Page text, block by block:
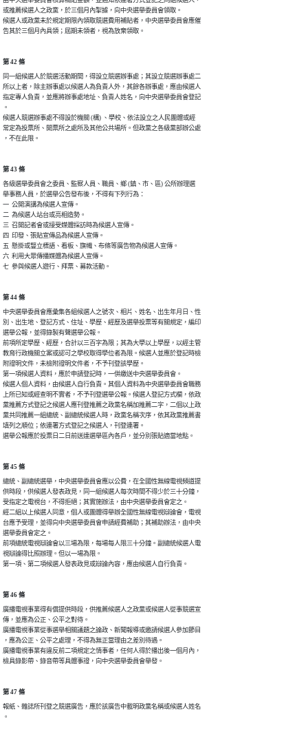
或推薦候選人之政黨，於三個月內掣據，向中央選舉委員會領取。
候選人或政黨未於規定期限內領取競選費用補貼者，中央選舉委員會應催
告其於三個月內具領；屆期未領者，視為放棄領取。
第 42 條
同一組候選人於競選活動期間，得設立競選辦事處；其設立競選辦事處二
所以上者，除主辦事處以候選人為負責人外，其餘各辦事處，應由候選人
指定專人負責，並應將辦事處地址、負責人姓名，向中央選舉委員會登記
。
候選人競選辦事處不得設於機關 (構) 、學校、依法設立之人民團體或經
常定為投票所、開票所之處所及其他公共場所。但政黨之各級黨部辦公處
，不在此限。
第 43 條
各級選舉委員會之委員、監察人員、職員、鄉 (鎮、市、區) 公所辦理選
舉事務人員，於選舉公告發布後，不得有下列行為：
一  公開演講為候選人宣傳。
二  為候選人站台或亮相造勢。
三  召開記者會或接受媒體採訪時為候選人宣傳。
四  印發、張貼宣傳品為候選人宣傳。
五  懸掛或豎立標語、看板、旗幟、布條等廣告物為候選人宣傳。
六  利用大眾傳播媒體為候選人宣傳。
七  參與候選人遊行、拜票、募款活動。
第 44 條
中央選舉委員會應彙集各組候選人之號次、相片、姓名、出生年月日、性
別、出生地、登記方式、住址、學歷、經歷及選舉投票等有關規定，編印
選舉公報，並得錄製有聲選舉公報。
前項所定學歷、經歷，合計以三百字為限；其為大學以上學歷，以經主管
教育行政機關立案或認可之學校取得學位者為限。候選人並應於登記時檢
附證明文件，未檢附證明文件者，不予刊登該學歷。
第一項候選人資料，應於申請登記時，一併繳送中央選舉委員會。
候選人個人資料，由候選人自行負責。其個人資料為中央選舉委員會職務
上所已知或經查明不實者，不予刊登選舉公報。候選人登記方式欄，依政
黨推薦方式登記之候選人應刊登推薦之政黨名稱加推薦二字，二個以上政
黨共同推薦一組總統、副總統候選人時，政黨名稱次序，依其政黨推薦書
填列之順位；依連署方式登記之候選人，刊登連署。
選舉公報應於投票日二日前送達選舉區內各戶，並分別張貼適當地點。
第 45 條
總統、副總統選舉，中央選舉委員會應以公費，在全國性無線電視頻道提
供時段，供候選人發表政見，同一組候選人每次時間不得少於三十分鐘，
受指定之電視台，不得拒絕；其實施辦法，由中央選舉委員會定之。
經二組以上候選人同意，個人或團體得舉辦全國性無線電視辯論會，電視
台應予受理，並得向中央選舉委員會申請經費補助；其補助辦法，由中央
選舉委員會定之。
前項總統電視辯論會以三場為限，每場每人限三十分鐘。副總統候選人電
視辯論得比照辦理。但以一場為限。
第一項、第二項候選人發表政見或辯論內容，應由候選人自行負責。
第 46 條
廣播電視事業得有償提供時段，供推薦候選人之政黨或候選人從事競選宣
傳，並應為公正、公平之對待。
廣播電視事業從事選舉相關議題之論政、新聞報導或邀請候選人參加節目
，應為公正、公平之處理，不得為無正當理由之差別待遇。
廣播電視事業有違反前二項規定之情事者，任何人得於播出後一個月內，
檢具錄影帶、錄音帶等具體事證，向中央選舉委員會舉發。
第 47 條
報紙、雜誌所刊登之競選廣告，應於該廣告中載明政黨名稱或候選人姓名
。